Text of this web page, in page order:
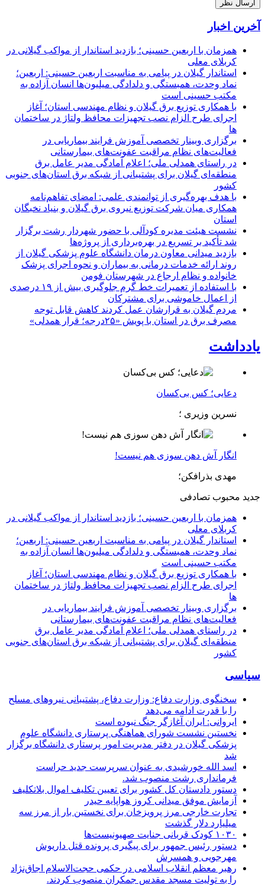
آخرین اخبار
همزمان با اربعین حسینی؛ بازدید استاندار از مواکب گیلانی در
کربلای معلی
استاندار گیلان در پیامی به مناسبت اربعین حسینی: اربعین؛
نماد وحدت، همبستگی و دلدادگی میلیون‌ها انسان آزاده به
مکتب حسینی است
با همکاری توزیع برق گیلان و نظام مهندسی استان؛ آغاز
اجرای طرح الزام نصب تجهیزات محافظ ولتاژ در ساختمان
ها
برگزاری وبینار تخصصی آموزش فرایند بیماریابی در
فعالیت‌های نظام مراقبت عفونت‌های بیمارستانی
در راستای همدلی ملی؛ اعلام آمادگی مدیر عامل برق
منطقه‌ای گیلان برای پشتیبانی از شبكه برق استان‌های جنوبی
كشور
با هدف بهره‌گیری از توانمندی علمی: امضای تفاهم‌نامه
همكاری میان شركت توزیع نیروی برق گیلان و بنیاد نخبگان
استان
نشست هیئت مدیره کودآلی با حضور شهردار رشت برگزار
شد تأکید بر تسریع در بهره‌برداری از پروژه‌ها
بازدید میدانی معاون درمان دانشگاه علوم پزشکی گیلان از
روند ارائه خدمات درمانی به بیماران و نحوه اجرای پزشک
خانواده و نظام ارجاع در شهرستان فومن
با استفاده از تعمیرات خط گرم جلوگیری بیش از ۱۹ درصدی
از اعمال خاموشی برای مشتركان
مردم گیلان به قرارشان عمل کردند كاهش قابل توجه
مصرف برق در استان با پویش «۲۵درجه؛ قرار همدلی»
یادداشت
دعایی؛ کس بی‌کسان
نسرین وزیری ؛
انگار آش دهن سوزی هم نیست!
مهدی بذرافکن؛
جدید محبوب تصادفی
همزمان با اربعین حسینی؛ بازدید استاندار از مواکب گیلانی در
کربلای معلی
استاندار گیلان در پیامی به مناسبت اربعین حسینی: اربعین؛
نماد وحدت، همبستگی و دلدادگی میلیون‌ها انسان آزاده به
مکتب حسینی است
با همکاری توزیع برق گیلان و نظام مهندسی استان؛ آغاز
اجرای طرح الزام نصب تجهیزات محافظ ولتاژ در ساختمان
ها
برگزاری وبینار تخصصی آموزش فرایند بیماریابی در
فعالیت‌های نظام مراقبت عفونت‌های بیمارستانی
در راستای همدلی ملی؛ اعلام آمادگی مدیر عامل برق
منطقه‌ای گیلان برای پشتیبانی از شبكه برق استان‌های جنوبی
كشور
سیاسی
سخنگوی وزارت دفاع: وزارت دفاع، پشتیبانی نیرو‌های مسلح
را با قدرت ادامه می‌دهد
ایروانی: ایران آغازگر جنگ نبوده است
نخستین نشست شورای هماهنگی پرستاری دانشگاه علوم
پزشکی گیلان در دفتر مدیریت امور پرستاری دانشگاه برگزار
شد
اسد الله خورشیدی به عنوان سرپرست جدید حراست
فرمانداری رشت منصوب شد.
دستور دادستان کل کشور برای تعیین تکلیف اموال بلاتکلیف
آزمایش موفق میدانی کروز هواپایه حیدر
تجارت خارجی مرز پرویزخان برای نخستین بار از مرز سه
میلیارد دلار گذشت
۱۰۳۰ کودک قربانی جنایت صهیونیست‌ها
دستور رئیس جمهور برای پیگیری پرونده قتل داریوش
مهرجویی و همسرش
رهبر معظم انقلاب اسلامی در حکمی حجت‌الاسلام اجاق‌نژاد
را به تولیت مسجد مقدس جمکران منصوب کردند.